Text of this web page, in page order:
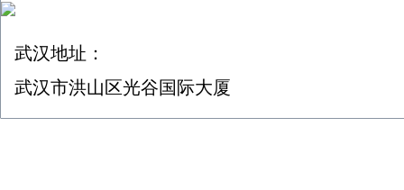
武汉地址：
武汉市洪山区光谷国际大厦